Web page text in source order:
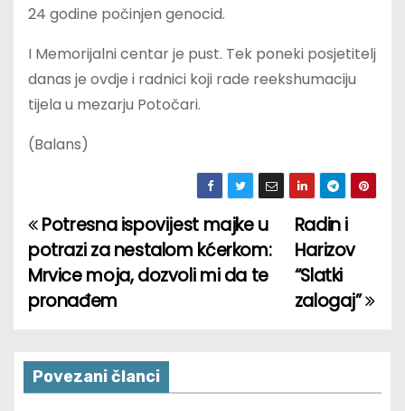
24 godine počinjen genocid.
I Memorijalni centar je pust. Tek poneki posjetitelj
danas je ovdje i radnici koji rade reekshumaciju
tijela u mezarju Potočari.
(Balans)
P
o
s
n
Radin i
Harizov
“Slatki
zalogaj”
Potresna ispovijest majke u
potrazi za nestalom kćerkom:
Mrvice moja, dozvoli mi da te
pronađem
Povezani članci